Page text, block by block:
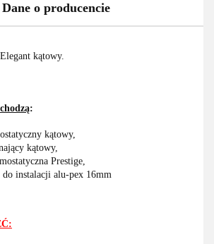
Dane o producencie
kątowy.
:
kątowy,
kątowy,
Prestige,
do instalacji alu-pex 16mm